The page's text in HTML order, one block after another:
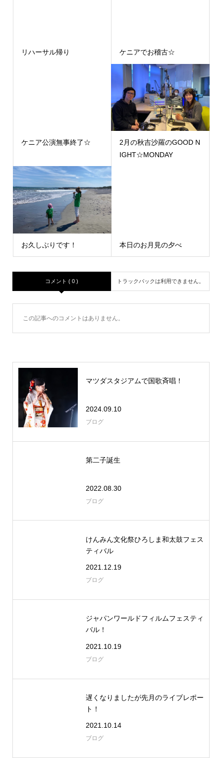
リハーサル帰り ケニアでお稽古☆
ケニア公演無事終了☆
2月の秋吉沙羅のGOOD N
IGHT☆MONDAY
お久しぶりです！ 本日のお月見の夕べ
コメント ( 0 ) トラックバックは利用できません。
この記事へのコメントはありません。
マツダスタジアムで国歌斉唱！
2024.09.10
ブログ
第二子誕生
2022.08.30
ブログ
けんみん文化祭ひろしま和太鼓フェス
ティバル
2021.12.19
ブログ
ジャパンワールドフィルムフェスティ
バル！
2021.10.19
ブログ
遅くなりましたが先月のライブレポー
ト！
2021.10.14
ブログ